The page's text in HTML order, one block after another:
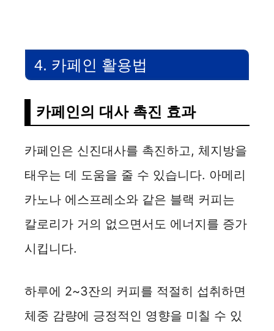
4. 카페인 활용법
카페인의 대사 촉진 효과
카페인은 신진대사를 촉진하고, 체지방을
태우는 데 도움을 줄 수 있습니다. 아메리
카노나 에스프레소와 같은 블랙 커피는
칼로리가 거의 없으면서도 에너지를 증가
시킵니다.
하루에 2~3잔의 커피를 적절히 섭취하면
체중 감량에 긍정적인 영향을 미칠 수 있